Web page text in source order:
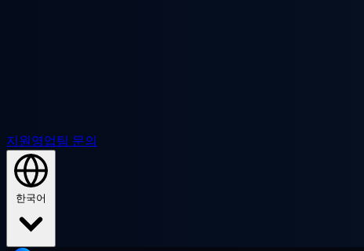
지원영업팀 문의
한국어